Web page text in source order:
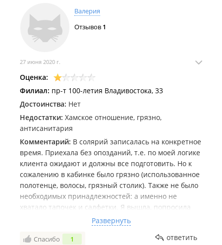
Валерия
Отзывов 1
27 июня 2020 г.
Оценка:
Филиал: пр-т 100-летия Владивостока, 33
Достоинства: Нет
Недостатки: Хамское отношение, грязно,
антисанитария
Комментарий: В солярий записалась на конкретное
время. Приехала без опозданий, т.е. по моей логике
клиента ожидают и должны все подготовить. Но к
сожалению в кабинке было грязно (использованное
полотенце, волосы, грязный столик). Также не было
необходимых принадлежностей: а именно не
хватало тапочек и салфетки. Я вышла, попросила
девушку администратора объяснить, как такое
произошло. На что мне ответили «ну так бывает» и
начали при мне убираться и обрабатывать
Развернуть
Спасибо 1 ответить